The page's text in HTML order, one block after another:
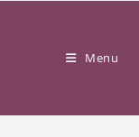
Menu